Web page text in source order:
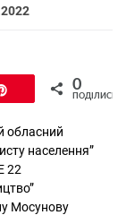
0
ПОДІЛИСЬ
обласний
населення”
22
Мосунову